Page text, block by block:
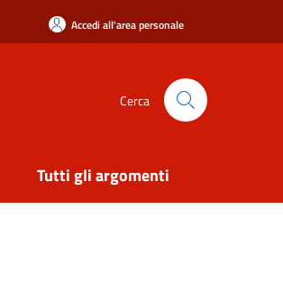
Accedi all'area personale
Cerca
Tutti gli argomenti